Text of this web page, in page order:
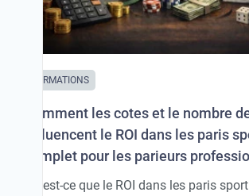
FORMATIONS
Comment les cotes et le nombre
influencent le ROI dans les paris
complet pour les parieurs
Qu'est-ce que le ROI dans les paris